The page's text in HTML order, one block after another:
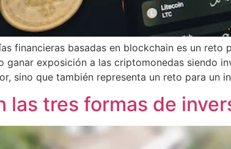
financieras basadas en blockchain es un
ganar exposición a las criptomonedas siendo
sino que también representa un reto para un
las tres formas de